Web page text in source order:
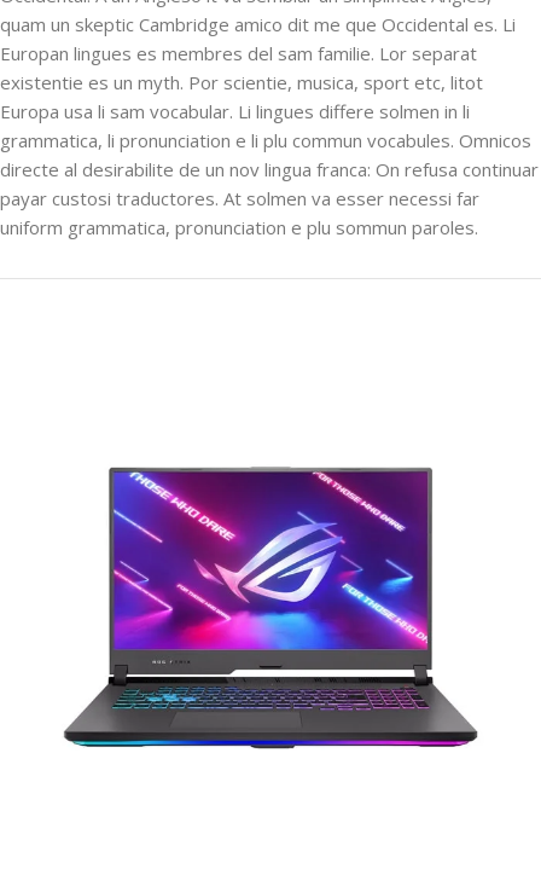
quam un skeptic Cambridge amico dit me que Occidental es. Li
Europan lingues es membres del sam familie. Lor separat
existentie es un myth. Por scientie, musica, sport etc, litot
Europa usa li sam vocabular. Li lingues differe solmen in li
grammatica, li pronunciation e li plu commun vocabules. Omnicos
directe al desirabilite de un nov lingua franca: On refusa continuar
payar custosi traductores. At solmen va esser necessi far
uniform grammatica, pronunciation e plu sommun paroles.